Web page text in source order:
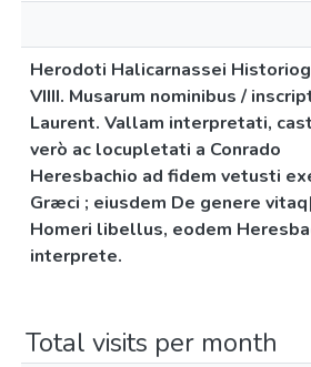
Herodoti Halicarnassei
VIIII. Musarum nominibus /
Laurent. Vallam interpretati,
verò ac locupletati a Conrado
Heresbachio ad fidem vetusti
Græci ; eiusdem De genere
Homeri libellus, eodem
interprete.
Total visits per month